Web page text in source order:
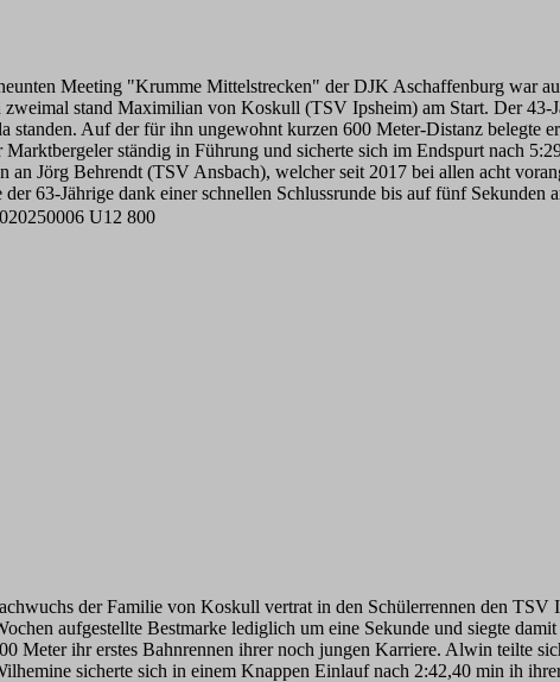
Meeting "Krumme Mittelstrecken" der DJK Aschaffenburg war
zweimal stand Maximilian von Koskull (TSV Ipsheim) am Start. Der
standen. Auf der für ihn ungewohnt kurzen 600 Meter-Distanz belegte
Marktbergeler ständig in Führung und sicherte sich im Endspurt nach
an Jörg Behrendt (TSV Ansbach), welcher seit 2017 bei allen acht
der 63-Jährige dank einer schnellen Schlussrunde bis auf fünf Sekunden
der Familie von Koskull vertrat in den Schülerrennen den
aufgestellte Bestmarke lediglich um eine Sekunde und siegte
Meter ihr erstes Bahnrennen ihrer noch jungen Karriere. Alwin teilte
sicherte sich in einem Knappen Einlauf nach 2:42,40 min ih